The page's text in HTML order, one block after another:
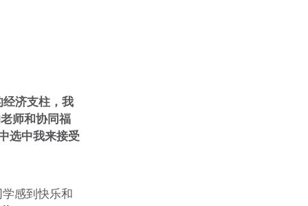
济支柱，我
师和协同福
选中我来接受
感到快乐和